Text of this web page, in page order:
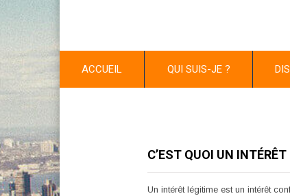
ACCUEIL QUI SUIS-JE ?
C’EST QUOI UN
Un intérêt légitime est un intérêt